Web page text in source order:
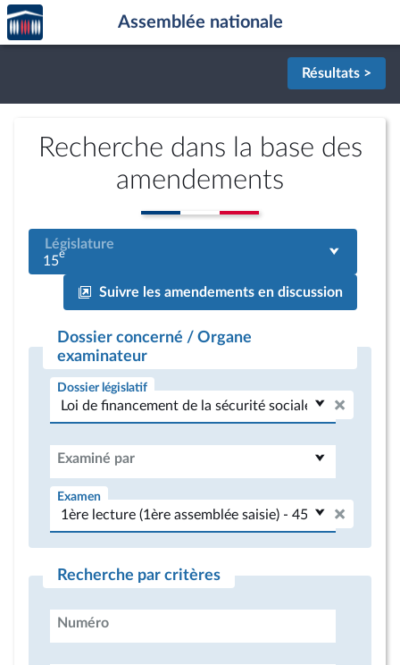
Aller au contenu
Aller en bas de la page
Accèder
à la
page
Assemblée nationale
Résultats >
Recherche dans la base des
amendements
Législature
15e
Suivre les amendements en discussion
Dossier concerné / Organe
examinateur
Dossier législatif
Examiné par
Examen
Recherche par critères
Numéro